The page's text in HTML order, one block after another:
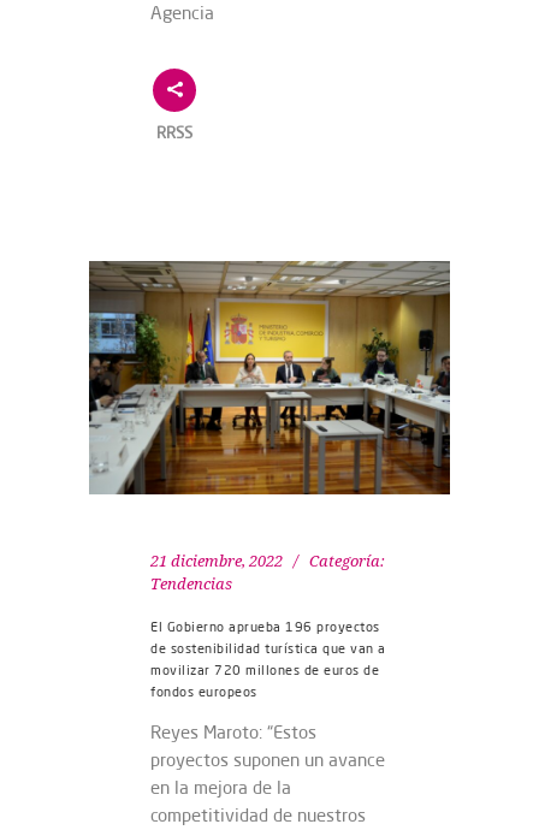
Agencia
RRSS
21 diciembre, 2022
Categoría:
Tendencias
El Gobierno aprueba 196 proyectos
de sostenibilidad turística que van a
movilizar 720 millones de euros de
fondos europeos
Reyes Maroto: “Estos
proyectos suponen un avance
en la mejora de la
competitividad de nuestros